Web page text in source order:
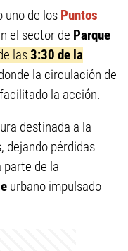
uno de los Puntos
el sector de Parque
las3:30 de la
la circulación de
la acción.
destinada a la
dejando pérdidas
de la
urbano impulsado